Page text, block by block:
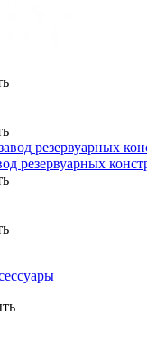
резервуарных